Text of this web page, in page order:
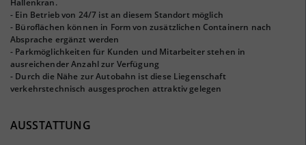
Hallenkran.
- Ein Betrieb von 24/7 ist an diesem Standort möglich
- Büroflächen können in Form von zusätzlichen Containern nach
Absprache ergänzt werden
- Parkmöglichkeiten für Kunden und Mitarbeiter stehen in
ausreichender Anzahl zur Verfügung
- Durch die Nähe zur Autobahn ist diese Liegenschaft
verkehrstechnisch ausgesprochen attraktiv gelegen
AUSSTATTUNG